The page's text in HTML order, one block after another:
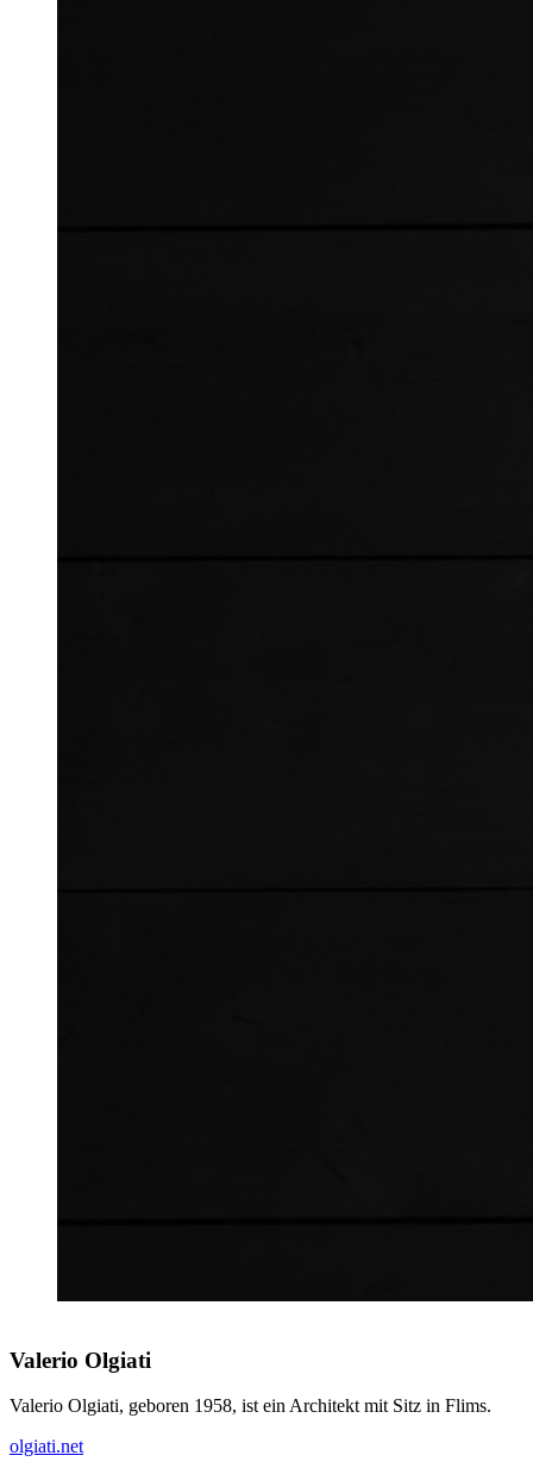
Valerio Olgiati
Valerio Olgiati, geboren 1958, ist ein Architekt mit Sitz in Flims.
olgiati.net